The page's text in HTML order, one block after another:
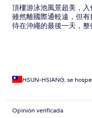
頂樓游泳池風景超美，
雖然離國際通較遠，但
待在沖繩的最後一天，整
HSUN-HSIANG, se
Opinión verificada